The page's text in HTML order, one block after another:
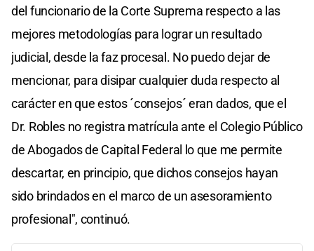
del funcionario de la Corte Suprema respecto a las
mejores metodologías para lograr un resultado
judicial, desde la faz procesal. No puedo dejar de
mencionar, para disipar cualquier duda respecto al
carácter en que estos ´consejos´ eran dados, que el
Dr. Robles no registra matrícula ante el Colegio Público
de Abogados de Capital Federal lo que me permite
descartar, en principio, que dichos consejos hayan
sido brindados en el marco de un asesoramiento
profesional", continuó.